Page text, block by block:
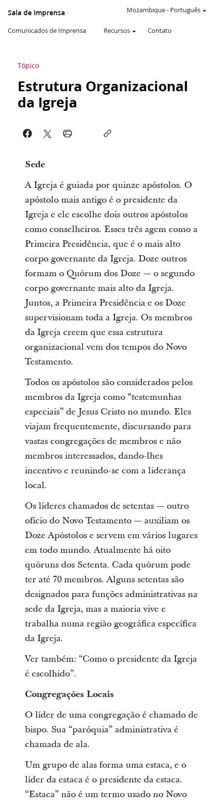
Sala de Imprensa
Comunicados de Imprensa Recursos Contato
Mozambique- Português
Tópico
Estrutura Organizacional
da Igreja
Sede
A Igreja é guiada por quinze apóstolos. O
apóstolo mais antigo é o presidente da
Igreja e ele escolhe dois outros apóstolos
como conselheiros. Esses três agem como a
Primeira Presidência, que é o mais alto
corpo governante da Igreja. Doze outros
formam o Quórum dos Doze — o segundo
corpo governante mais alto da Igreja.
Juntos, a Primeira Presidência e os Doze
supervisionam toda a Igreja. Os membros
da Igreja creem que essa estrutura
organizacional vem dos tempos do Novo
Testamento.
Todos os apóstolos são considerados pelos
membros da Igreja como “testemunhas
especiais” de Jesus Cristo no mundo. Eles
viajam frequentemente, discursando para
vastas congregações de membros e não
membros interessados, dando-lhes
incentivo e reunindo-se com a liderança
local.
Os líderes chamados de setentas — outro
ofício do Novo Testamento — auxiliam os
Doze Apóstolos e servem em vários lugares
em todo mundo. Atualmente há oito
quóruns dos Setenta. Cada quórum pode
ter até 70 membros. Alguns setentas são
designados para funções administrativas na
sede da Igreja, mas a maioria vive e
trabalha numa região geográfica específica
da Igreja.
Ver também: “Como o presidente da Igreja
é escolhido”.
Congregações Locais
O líder de uma congregação é chamado de
bispo. Sua “paróquia” administrativa é
chamada de ala.
Um grupo de alas forma uma estaca, e o
líder da estaca é o presidente da estaca.
“Estaca” não é um termo usado no Novo